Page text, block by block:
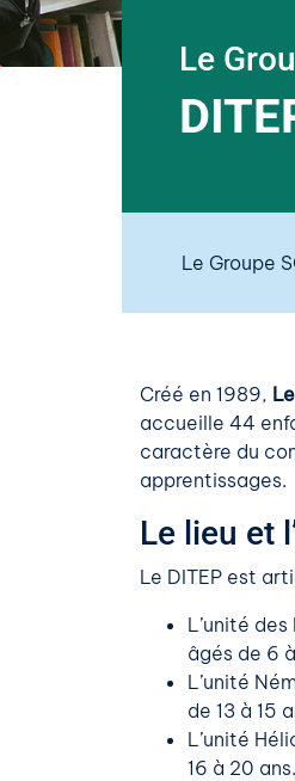
Le
Le Groupe
Créé en 1989,
accueille 44
caractère du
apprentissages.
Le lieu et
Le DITEP est
L’unité
âgés de 6
L’unité
de 13 à 15
L’unité
16 à 20 ans.